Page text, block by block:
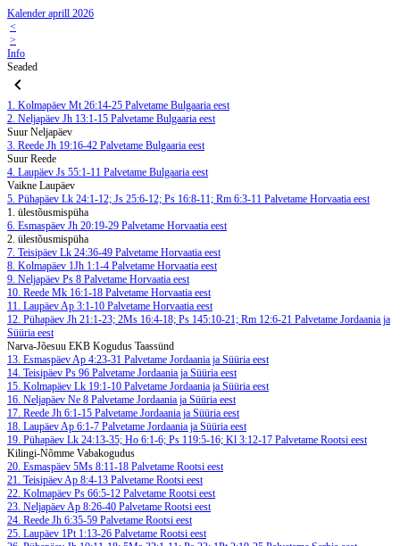
Kalender aprill 2026
<
>
Info
Seaded
1. Kolmapäev Mt 26:14-25 Palvetame Bulgaaria eest
2. Neljapäev Jh 13:1-15 Palvetame Bulgaaria eest
Suur Neljapäev
3. Reede Jh 19:16-42 Palvetame Bulgaaria eest
Suur Reede
4. Laupäev Js 55:1-11 Palvetame Bulgaaria eest
Vaikne Laupäev
5. Pühapäev Lk 24:1-12; Js 25:6-12; Ps 16:8-11; Rm 6:3-11 Palvetame Horvaatia eest
1. ülestõusmispüha
6. Esmaspäev Jh 20:19-29 Palvetame Horvaatia eest
2. ülestõusmispüha
7. Teisipäev Lk 24:36-49 Palvetame Horvaatia eest
8. Kolmapäev 1Jh 1:1-4 Palvetame Horvaatia eest
9. Neljapäev Ps 8 Palvetame Horvaatia eest
10. Reede Mk 16:1-18 Palvetame Horvaatia eest
11. LaupäevAp 3:1-10 Palvetame Horvaatia eest
12. Pühapäev Jh 21:1-23; 2Ms 16:4-18; Ps 145:10-21; Rm 12:6-21 Palvetame Jordaania ja
Süüria eest
Narva-Jõesuu EKB Kogudus Taassünd
13. EsmaspäevAp 4:23-31 Palvetame Jordaania ja Süüria eest
14. Teisipäev Ps 96 Palvetame Jordaania ja Süüria eest
15. Kolmapäev Lk 19:1-10 Palvetame Jordaania ja Süüria eest
16. Neljapäev Ne 8 Palvetame Jordaania ja Süüria eest
17. Reede Jh 6:1-15 Palvetame Jordaania ja Süüria eest
18. LaupäevAp 6:1-7 Palvetame Jordaania ja Süüria eest
19. Pühapäev Lk 24:13-35; Ho 6:1-6; Ps 119:5-16; Kl 3:12-17 Palvetame Rootsi eest
Kilingi-Nõmme Vabakogudus
20. Esmaspäev 5Ms 8:11-18 Palvetame Rootsi eest
21. TeisipäevAp 8:4-13 Palvetame Rootsi eest
22. Kolmapäev Ps 66:5-12 Palvetame Rootsi eest
23. NeljapäevAp 8:26-40 Palvetame Rootsi eest
24. Reede Jh 6:35-59 Palvetame Rootsi eest
25. Laupäev 1Pt 1:13-26 Palvetame Rootsi eest